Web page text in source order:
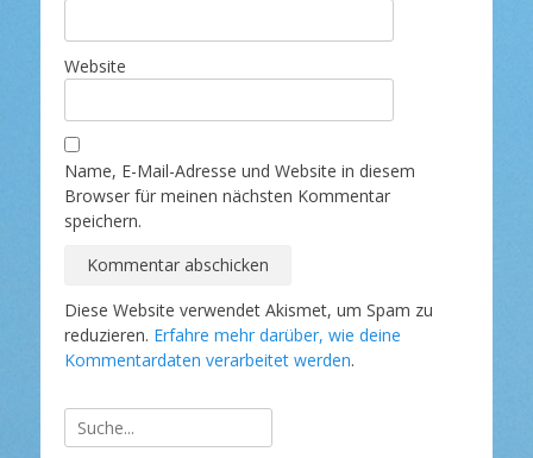
Website
Name, E-Mail-Adresse und Website in diesem
Browser für meinen nächsten Kommentar
speichern.
Diese Website verwendet Akismet, um Spam zu
reduzieren. Erfahre mehr darüber, wie deine
Kommentardaten verarbeitet werden.
Suche
nach: